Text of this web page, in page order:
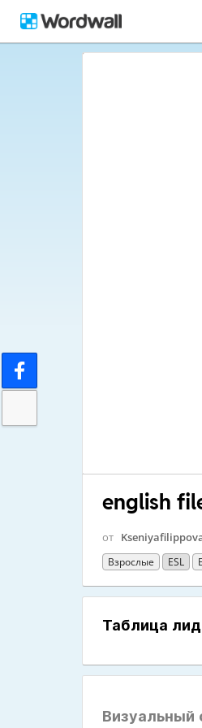
english
от
Взрослые ESL
Таблица
Визуальный